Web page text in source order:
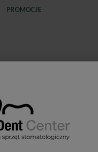
PROMOCJE
I WIĄŻĄCE